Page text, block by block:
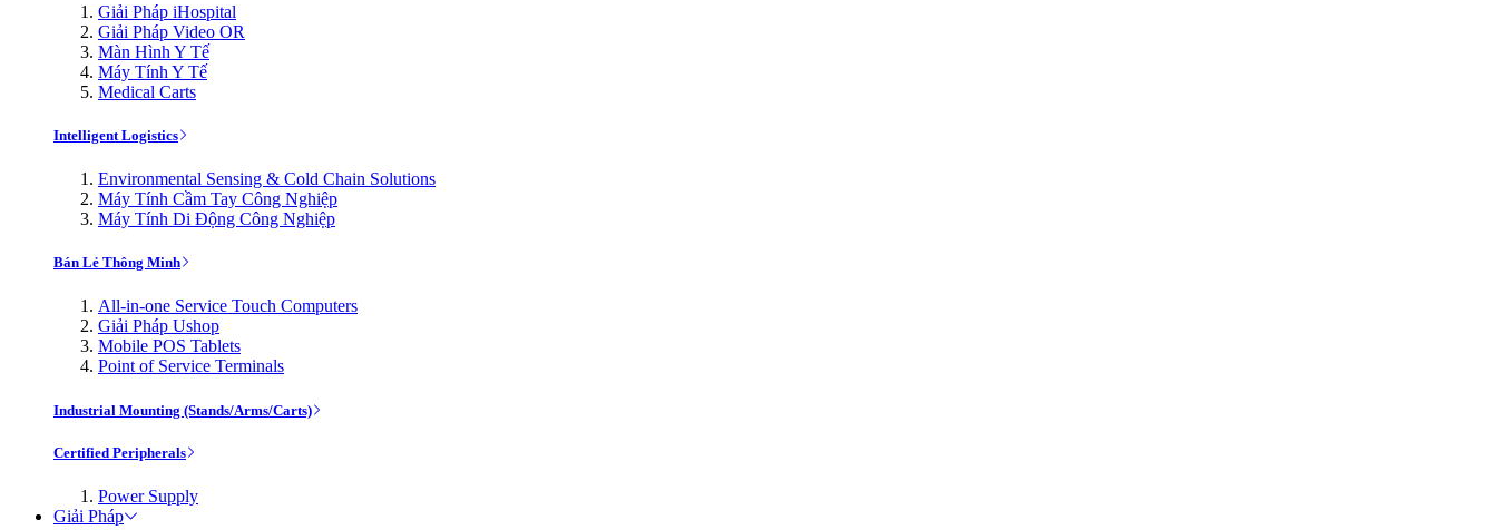
Giải Pháp iHospital
Giải Pháp Video OR
Màn Hình Y Tế
Máy Tính Y Tế
Medical Carts
Intelligent Logistics
Environmental Sensing & Cold Chain Solutions
Máy Tính Cầm Tay Công Nghiệp
Máy Tính Di Động Công Nghiệp
Bán Lẻ Thông Minh
All-in-one Service Touch Computers
Giải Pháp Ushop
Mobile POS Tablets
Point of Service Terminals
Industrial Mounting (Stands/Arms/Carts)
Certified Peripherals
Power Supply
Giải Pháp